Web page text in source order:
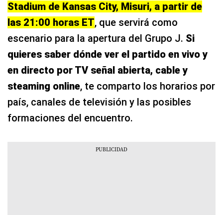
Stadium de Kansas City, Misuri, a partir de
las 21:00 horas ET, que servirá como
escenario para la apertura del Grupo J. Si
quieres saber dónde ver el partido en vivo y
en directo por TV señal abierta, cable y
steaming online, te comparto los horarios por
país, canales de televisión y las posibles
formaciones del encuentro.